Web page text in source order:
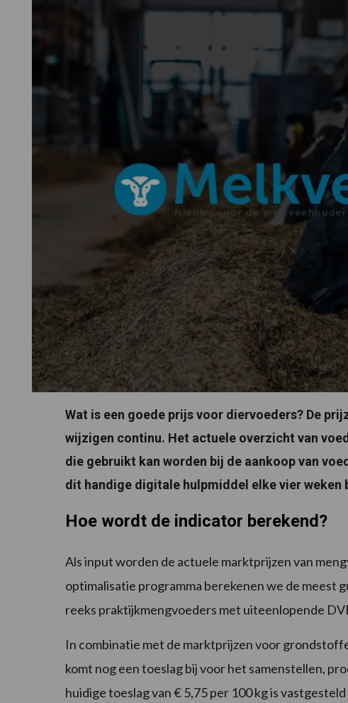
Wat is een goede prijs voor diervoeders? De
wijzigen continu. Het actuele overzicht van
die gebruikt kan worden bij de aankoop van
dit handige digitale hulpmiddel elke vier weken
Hoe wordt de indicator berekend?
Als input worden de actuele marktprijzen van
optimalisatie programma berekenen we de meest
reeks praktijkmengvoeders met uiteenlopende
In combinatie met de marktprijzen voor
komt nog een toeslag bij voor het samenstellen,
huidige toeslag van € 5,75 per 100 kg is